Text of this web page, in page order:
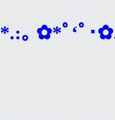
*.:｡ ✿*ﾟ‘ﾟ･